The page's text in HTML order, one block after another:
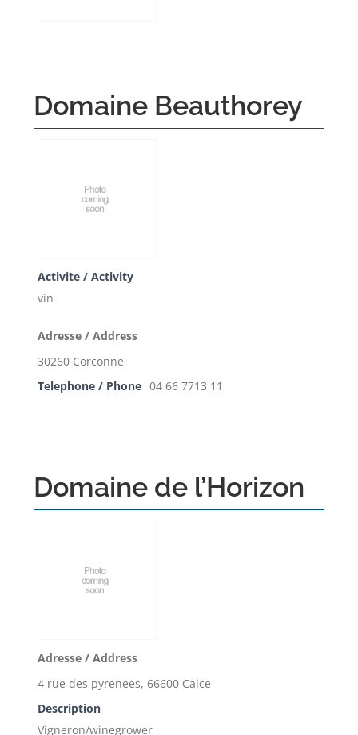
Domaine Beauthorey
Activite / Activity
vin
Adresse / Address
30260 Corconne
Telephone / Phone 04 66 7713 11
Domaine de l’Horizon
Adresse / Address
4 rue des pyrenees, 66600 Calce
Description
Vigneron/winegrower